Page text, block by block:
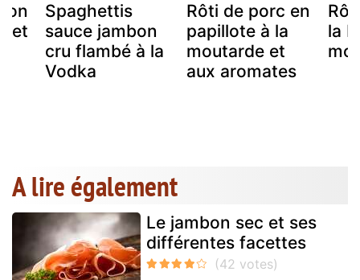
et
Spaghettis
sauce jambon
cru flambé à la
Vodka
Rôti de porc en
papillote à la
moutarde et
aux aromates
la
A lire également
Le jambon sec et ses
différentes facettes